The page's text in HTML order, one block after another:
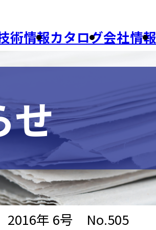
術情報カタログ会社情報
せ
年 6号 No.505